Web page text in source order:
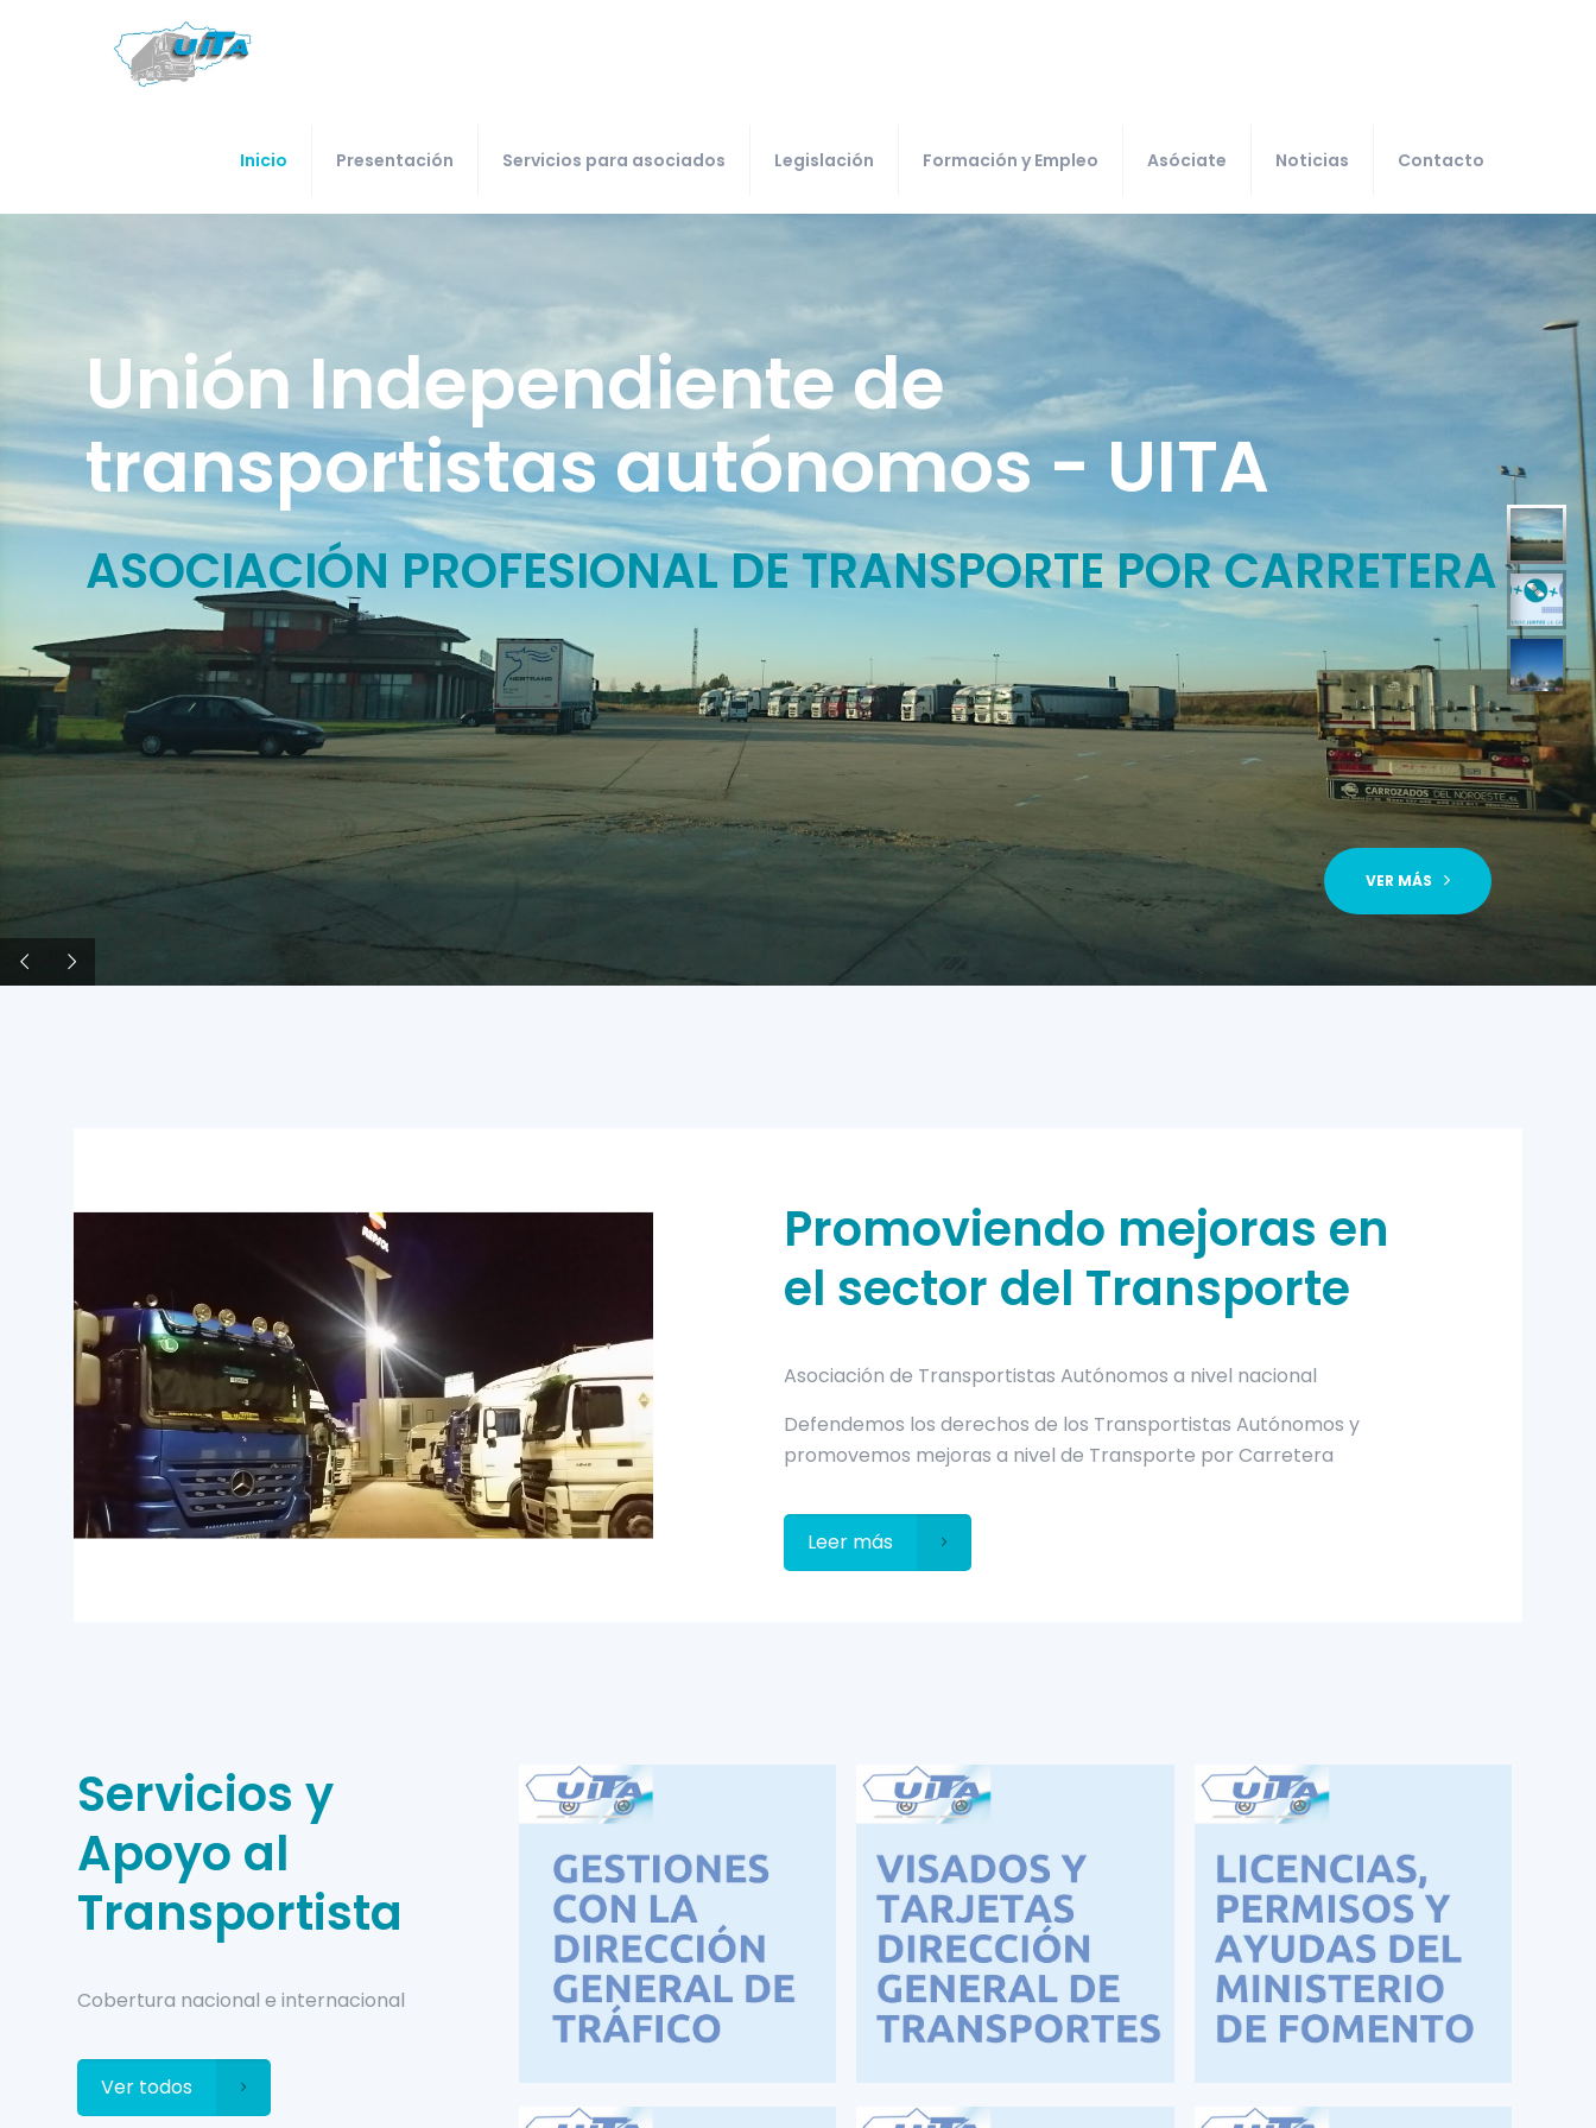
Inicio Presentación Servicios para asociados Legislación Formación y Empleo Asóciate Noticias Contacto
Unión Independiente de
transportistas autónomos - UITA
VER MÁS
ASOCIACIÓN PROFESIONAL DE TRANSPORTE POR CARRETERA
Promoviendo mejoras en
el sector del Transporte
Asociación de Transportistas Autónomos a nivel nacional
Defendemos los derechos de los Transportistas Autónomos y
promovemos mejoras a nivel de Transporte por Carretera
Leer más
Servicios y
Apoyo al
Transportista
Cobertura nacional e internacional
Ver todos